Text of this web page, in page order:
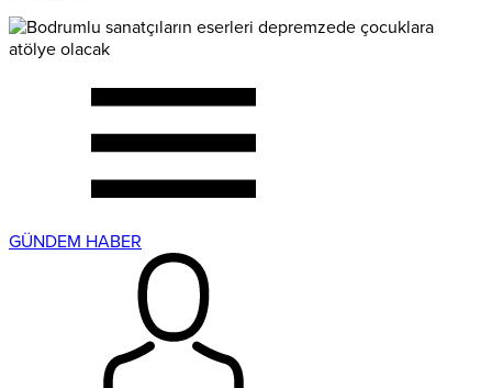
GÜNDEM HABER